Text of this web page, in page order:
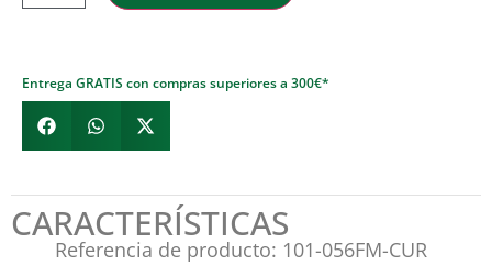
Entrega GRATIS con compras superiores a 300€*
CARACTERÍSTICAS
Referencia de producto: 101-056FM-CUR